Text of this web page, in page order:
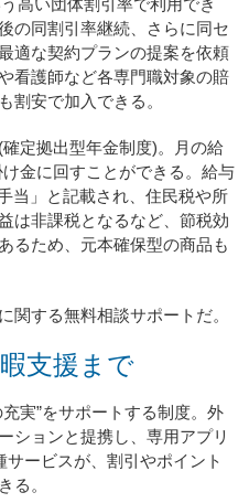
高い団体割引率で利用でき
の同割引率継続、さらに同セ
適な契約プランの提案を依頼
看護師など各専門職対象の賠
割安で加入できる。
定拠出型年金制度)。月の給
金に回すことができる。給与
当」と記載され、住民税や所
は非課税となるなど、節税効
るため、元本確保型の商品も
関する無料相談サポートだ。
支援まで
実”をサポートする制度。外
ションと提携し、専用アプリ
ービスが、割引やポイント
る。